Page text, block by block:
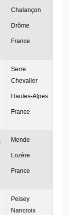
Chalançon
Drôme
France
Serre
Chevalier
Hautes-Alpes
France
Mende
Lozère
France
Peisey
Nancroix